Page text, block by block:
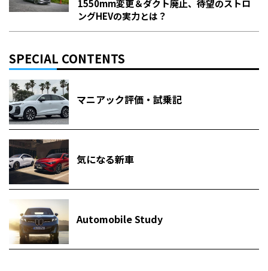
1550mm変更＆ダクト廃止、待望のストロ
ングHEVの実力とは？
SPECIAL CONTENTS
マニアック評価・試乗記
気になる新車
Automobile Study